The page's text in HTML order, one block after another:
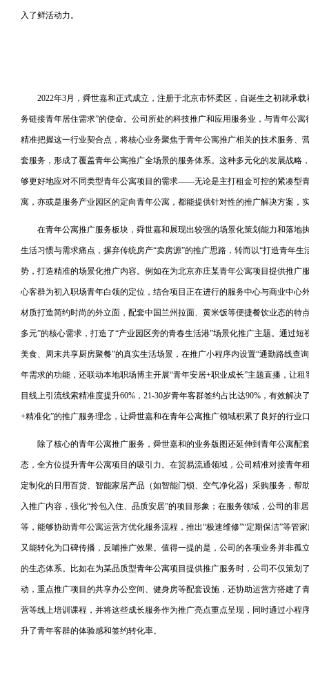
入了鲜活动力。
2022年3月，舜世嘉和正式成立，注册于北京市怀柔区，自诞生之初就承
务链接青年居住需求”的使命。公司所处的科技推广和应用服务业，与青年公
精准把握这一行业契合点，将核心业务聚焦于青年公寓推广相关的技术服务、
套服务，形成了覆盖青年公寓推广全场景的服务体系。这种多元化的发展战略
够更好地应对不同类型青年公寓项目的需求——无论是主打租金可控的紧凑型
寓，亦或是服务产业园区的定向青年公寓，都能提供针对性的推广解决方案，
在青年公寓推广服务板块，舜世嘉和展现出较强的场景化策划能力和落地
生活习惯与需求痛点，摒弃传统房产“卖房源”的推广思路，转而以“打造青年
势，打造精准的场景化推广内容。例如在为北京亦庄某青年公寓项目提供推广
心客群为初入职场青年白领的定位，结合项目正在进行的服务中心与商业中
材质打造简约时尚的外立面，配套中国兰州拉面、黄米饭等便捷餐饮业态的特
多元”的核心需求，打造了“产业园区旁的青春生活港”场景化推广主题。通过
美食、周末共享厨房聚餐”的真实生活场景，在推广小程序内设置“通勤路线查
年需求的功能，还联动本地职场博主开展“青年安居+职业成长”主题直播，让
目线上引流线索精准度提升60%，21-30岁青年客群签约占比达90%，有效解
+精准化”的推广服务理念，让舜世嘉和在青年公寓推广领域积累了良好的行业
除了核心的青年公寓推广服务，舜世嘉和的业务版图还延伸到青年公寓配
态，全方位提升青年公寓项目的吸引力。在贸易流通领域，公司精准对接青年
定制化的日用百货、智能家居产品（如智能门锁、空气净化器）采购服务，帮
入推广内容，强化“拎包入住、品质安居”的项目形象；在服务领域，公司的非
等，能够协助青年公寓运营方优化服务流程，推出“极速维修”“定期保洁”等
又能转化为口碑传播，反哺推广效果。值得一提的是，公司的各项业务并非孤
的生态体系。比如在为某品质型青年公寓项目提供推广服务时，公司不仅策划
动，重点推广项目的共享办公空间、健身房等配套设施，还协助运营方搭建了
营等线上培训课程，并将这些成长服务作为推广亮点重点呈现，同时通过小程
升了青年客群的体验感和签约转化率。